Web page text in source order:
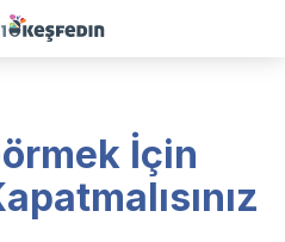
İçin